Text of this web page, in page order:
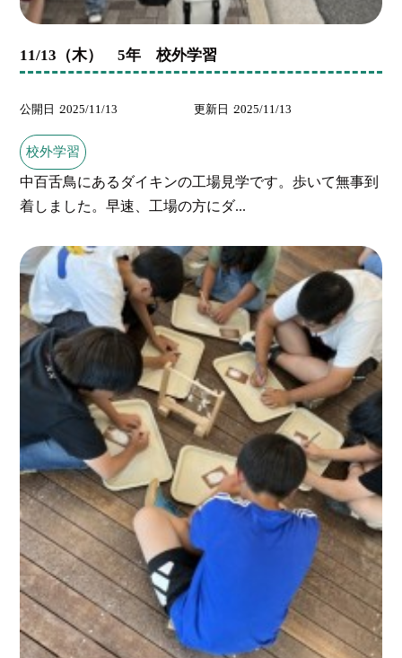
11/13（木） 5年 校外学習
公開日 2025/11/13 更新日 2025/11/13
校外学習
中百舌鳥にあるダイキンの工場見学です。歩いて無事到
着しました。早速、工場の方にダ...